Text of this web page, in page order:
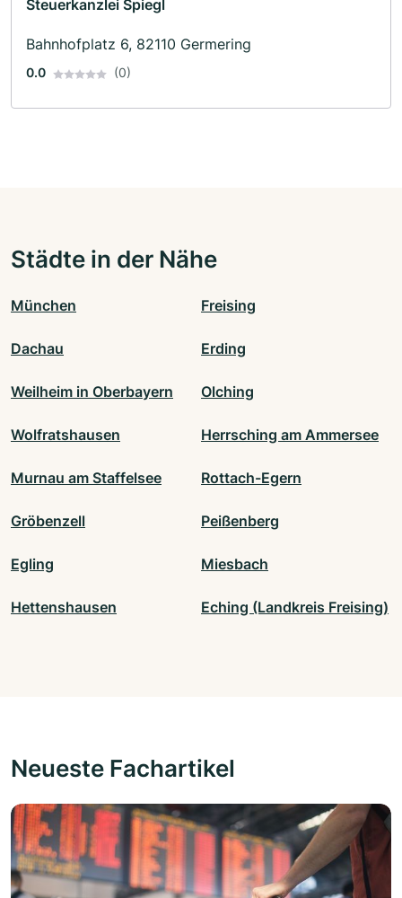
Steuerkanzlei Spiegl
Bahnhofplatz 6, 82110 Germering
0.0 (0)
Städte in der Nähe
München Freising
Dachau Erding
Weilheim in Oberbayern Olching
Wolfratshausen Herrsching am Ammersee
Murnau am Staffelsee Rottach-Egern
Gröbenzell Peißenberg
Egling Miesbach
Hettenshausen Eching (Landkreis Freising)
Neueste Fachartikel